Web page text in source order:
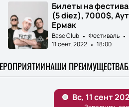
Билеты на
(5 diez), 7000$,
Ермак
Base Club Фестиваль
11 сент. 2022
18:00
НАШИ ПРЕИМУЩЕСТВА